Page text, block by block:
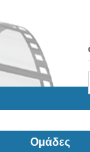
Ομάδες